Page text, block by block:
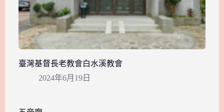
臺灣基督長老教會白水溪教會
2024年6月19日